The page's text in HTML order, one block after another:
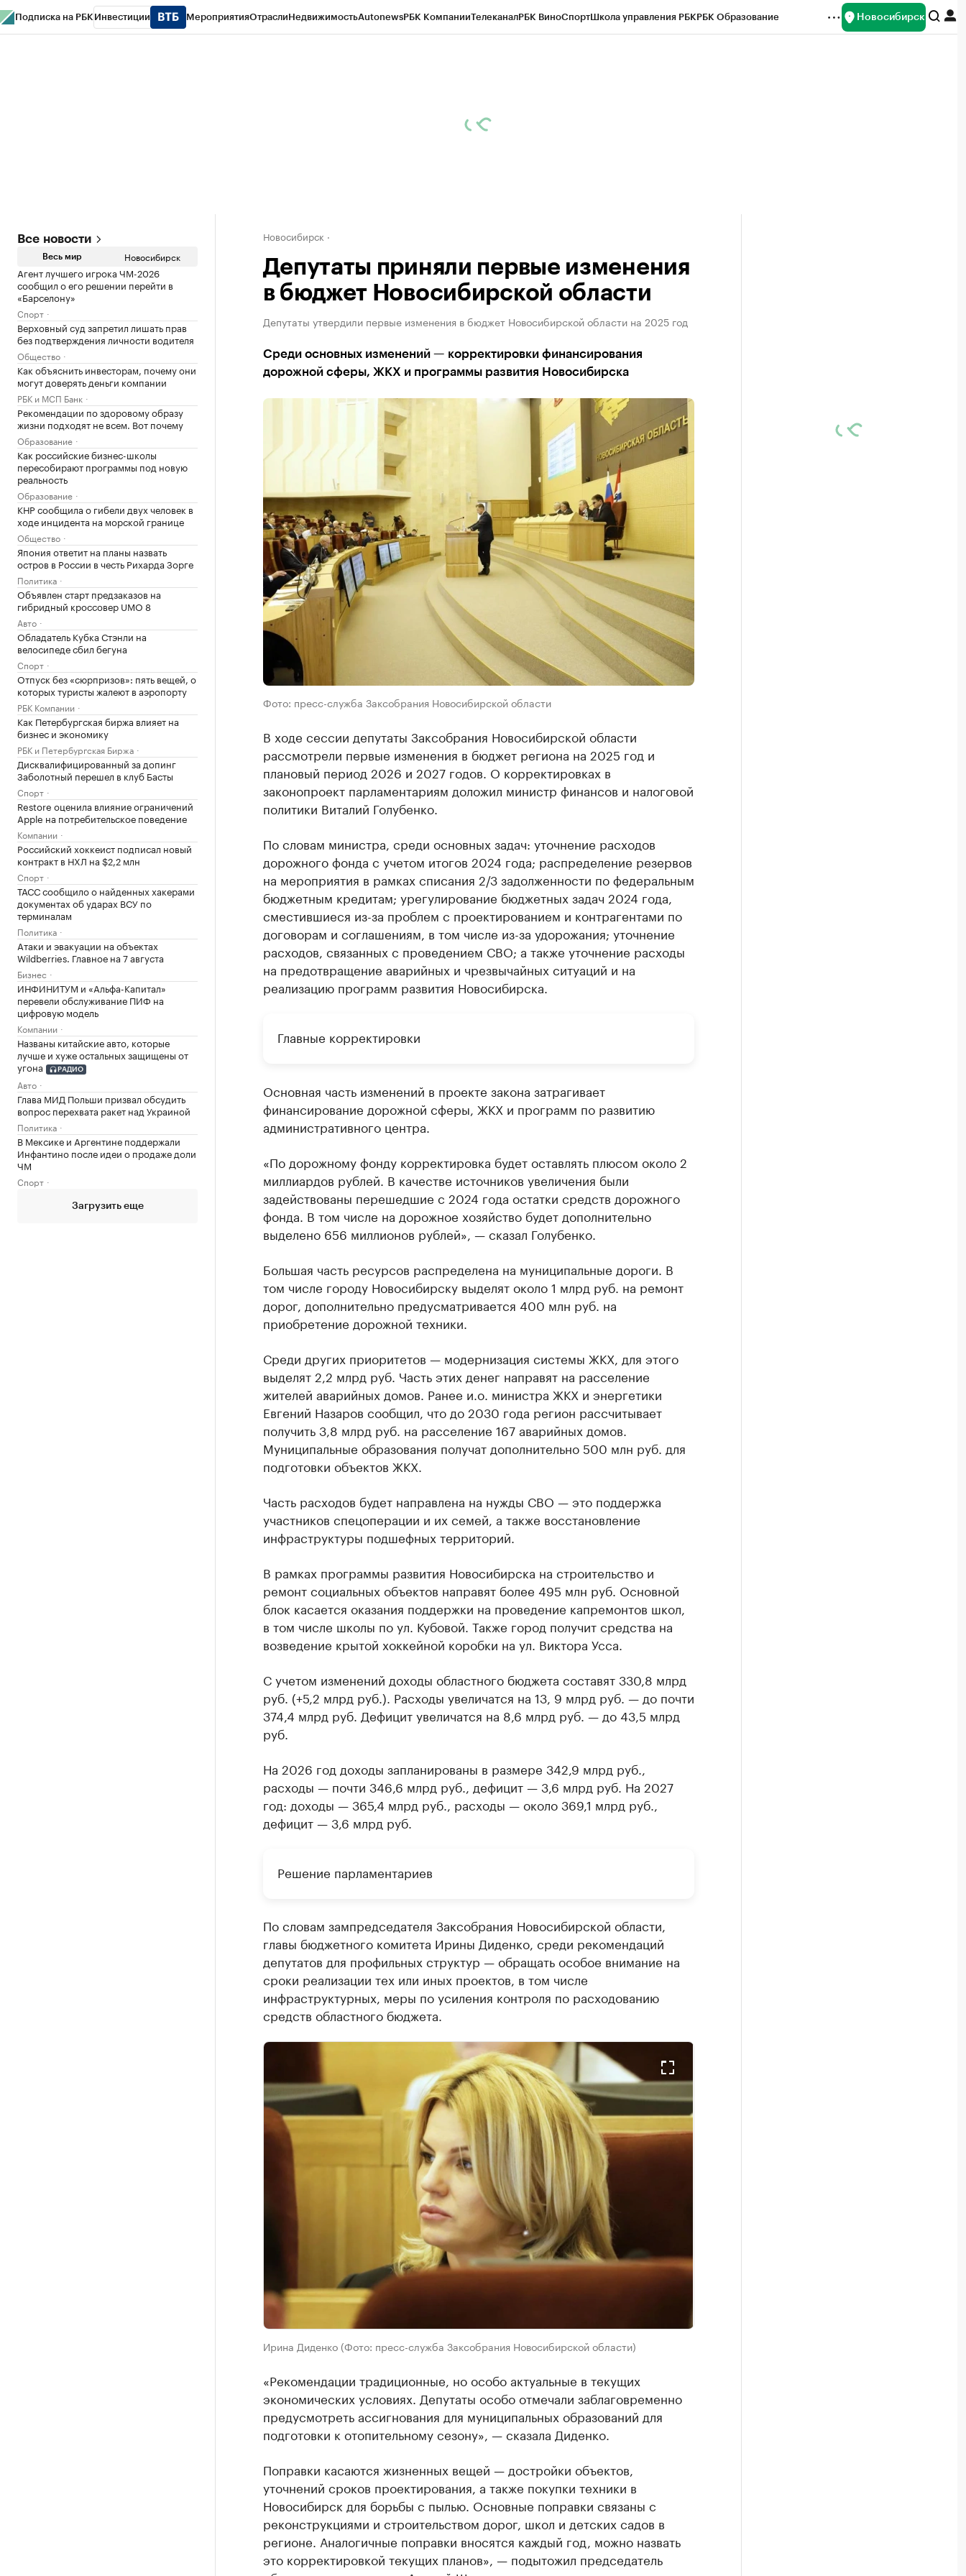
Подписка на РБК Инвестиции МероприятияОтраслиНедвижимостьAutonewsРБК КомпанииТелеканалРБК ВиноСпортШкола управления РБКРБК Образование Новосибирск
Все новости
Весь мир Новосибирск
Агент лучшего игрока ЧМ-2026
сообщил о его решении перейти в
«Барселону»
Спорт
Верховный суд запретил лишать прав
без подтверждения личности водителя
Общество
Как объяснить инвесторам, почему они
могут доверять деньги компании
РБК и МСП Банк
Рекомендации по здоровому образу
жизни подходят не всем. Вот почему
Образование
Как российские бизнес-школы
пересобирают программы под новую
реальность
Образование
КНР сообщила о гибели двух человек в
ходе инцидента на морской границе
Общество
Япония ответит на планы назвать
остров в России в честь Рихарда Зорге
Политика
Объявлен старт предзаказов на
гибридный кроссовер UMO 8
Авто
Обладатель Кубка Стэнли на
велосипеде сбил бегуна
Спорт
Отпуск без «сюрпризов»: пять вещей, о
которых туристы жалеют в аэропорту
РБК Компании
Как Петербургская биржа влияет на
бизнес и экономику
РБК и Петербургская Биржа
Дисквалифицированный за допинг
Заболотный перешел в клуб Басты
Спорт
Restore оценила влияние ограничений
Apple на потребительское поведение
Компании
Российский хоккеист подписал новый
контракт в НХЛ на $2,2 млн
Спорт
ТАСС сообщило о найденных хакерами
документах об ударах ВСУ по
терминалам
Политика
Атаки и эвакуации на объектах
Wildberries. Главное на 7 августа
Бизнес
ИНФИНИТУМ и «Альфа-Капитал»
перевели обслуживание ПИФ на
цифровую модель
Компании
Названы китайские авто, которые
лучше и хуже остальных защищены от
угона
РАДИО
Авто
Глава МИД Польши призвал обсудить
вопрос перехвата ракет над Украиной
Политика
В Мексике и Аргентине поддержали
Инфантино после идеи о продаже доли
ЧМ
Спорт
Загрузить еще
Новосибирск
Депутаты приняли первые изменения
в бюджет Новосибирской области
Депутаты утвердили первые изменения в бюджет Новосибирской области на 2025 год
Среди основных изменений — корректировки финансирования
дорожной сферы, ЖКХ и программы развития Новосибирска
Фото: пресс-служба Заксобрания Новосибирской области
В ходе сессии депутаты Заксобрания Новосибирской области
рассмотрели первые изменения в бюджет региона на 2025 год и
плановый период 2026 и 2027 годов. О корректировках в
законопроект парламентариям доложил министр финансов и налоговой
политики Виталий Голубенко.
По словам министра, среди основных задач: уточнение расходов
дорожного фонда с учетом итогов 2024 года; распределение резервов
на мероприятия в рамках списания 2/3 задолженности по федеральным
бюджетным кредитам; урегулирование бюджетных задач 2024 года,
сместившиеся из-за проблем с проектированием и контрагентами по
договорам и соглашениям, в том числе из-за удорожания; уточнение
расходов, связанных с проведением СВО; а также уточнение расходы
на предотвращение аварийных и чрезвычайных ситуаций и на
реализацию программ развития Новосибирска.
Главные корректировки
Основная часть изменений в проекте закона затрагивает
финансирование дорожной сферы, ЖКХ и программ по развитию
административного центра.
«По дорожному фонду корректировка будет оставлять плюсом около 2
миллиардов рублей. В качестве источников увеличения были
задействованы перешедшие с 2024 года остатки средств дорожного
фонда. В том числе на дорожное хозяйство будет дополнительно
выделено 656 миллионов рублей», — сказал Голубенко.
Большая часть ресурсов распределена на муниципальные дороги. В
том числе городу Новосибирску выделят около 1 млрд руб. на ремонт
дорог, дополнительно предусматривается 400 млн руб. на
приобретение дорожной техники.
Среди других приоритетов — модернизация системы ЖКХ, для этого
выделят 2,2 млрд руб. Часть этих денег направят на расселение
жителей аварийных домов. Ранее и.о. министра ЖКХ и энергетики
Евгений Назаров сообщил, что до 2030 года регион рассчитывает
получить 3,8 млрд руб. на расселение 167 аварийных домов.
Муниципальные образования получат дополнительно 500 млн руб. для
подготовки объектов ЖКХ.
Часть расходов будет направлена на нужды СВО — это поддержка
участников спецоперации и их семей, а также восстановление
инфраструктуры подшефных территорий.
В рамках программы развития Новосибирска на строительство и
ремонт социальных объектов направят более 495 млн руб. Основной
блок касается оказания поддержки на проведение капремонтов школ,
в том числе школы по ул. Кубовой. Также город получит средства на
возведение крытой хоккейной коробки на ул. Виктора Усса.
С учетом изменений доходы областного бюджета составят 330,8 млрд
руб. (+5,2 млрд руб.). Расходы увеличатся на 13, 9 млрд руб. — до почти
374,4 млрд руб. Дефицит увеличатся на 8,6 млрд руб. — до 43,5 млрд
руб.
На 2026 год доходы запланированы в размере 342,9 млрд руб.,
расходы — почти 346,6 млрд руб., дефицит — 3,6 млрд руб. На 2027
год: доходы — 365,4 млрд руб., расходы — около 369,1 млрд руб.,
дефицит — 3,6 млрд руб.
Решение парламентариев
По словам зампредседателя Заксобрания Новосибирской области,
главы бюджетного комитета Ирины Диденко, среди рекомендаций
депутатов для профильных структур — обращать особое внимание на
сроки реализации тех или иных проектов, в том числе
инфраструктурных, меры по усиления контроля по расходованию
средств областного бюджета.
Ирина Диденко (Фото: пресс-служба Заксобрания Новосибирской области)
«Рекомендации традиционные, но особо актуальные в текущих
экономических условиях. Депутаты особо отмечали заблаговременно
предусмотреть ассигнования для муниципальных образований для
подготовки к отопительному сезону», — сказала Диденко.
Поправки касаются жизненных вещей — достройки объектов,
уточнений сроков проектирования, а также покупки техники в
Новосибирск для борьбы с пылью. Основные поправки связаны с
реконструкциями и строительством дорог, школ и детских садов в
регионе. Аналогичные поправки вносятся каждый год, можно назвать
это корректировкой текущих планов», — подытожил председатель